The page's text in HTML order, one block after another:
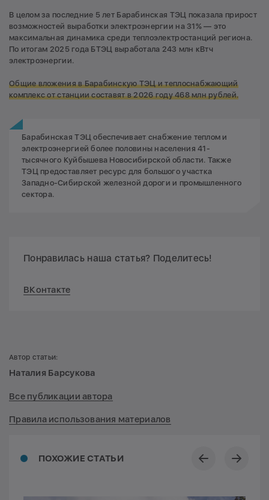
В целом за последние 5 лет Барабинская ТЭЦ показала прирост
возможностей выработки электроэнергии на 31% — это
максимальная динамика среди теплоэлектростанций региона.
По итогам 2025 года БТЭЦ выработала 243 млн кВтч
электроэнергии.
Общие вложения в Барабинскую ТЭЦ и теплоснабжающий
комплекс от станции составят в 2026 году 468 млн рублей.
Барабинская ТЭЦ обеспечивает снабжение теплом и
электроэнергией более половины населения 41-
тысячного Куйбышева Новосибирской области. Также
ТЭЦ предоставляет ресурс для большого участка
Западно-Сибирской железной дороги и промышленного
сектора.
Понравилась наша статья? Поделитесь!
ВКонтакте
ПОХОЖИЕ СТАТЬИ
Автор статьи:
Наталия Барсукова
Все публикации автора
Правила использования материалов